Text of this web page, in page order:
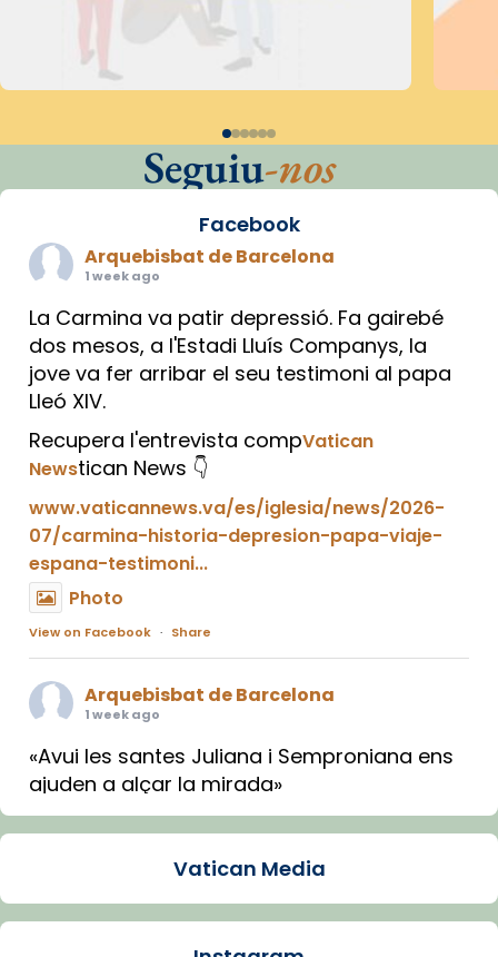
Seguiu-nos
Facebook
Arquebisbat de Barcelona
1 week ago
La Carmina va patir depressió. Fa gairebé
dos mesos, a l'Estadi Lluís Companys, la
jove va fer arribar el seu testimoni al papa
Lleó XIV.
Recupera l'entrevista compVatican
Newstican News 👇
www.vaticannews.va/es/iglesia/news/2026-
07/carmina-historia-depresion-papa-viaje-
espana-testimoni...
Photo
View on Facebook · Share
Arquebisbat de Barcelona
1 week ago
«Avui les santes Juliana i Semproniana ens
ajuden a alçar la mirada»
Mons. Sergi Gordo, bisbe de Tortosa, ha
Santes de Mataró.
🔗tinyurl.com/cvu5jmbk
Vatican Media